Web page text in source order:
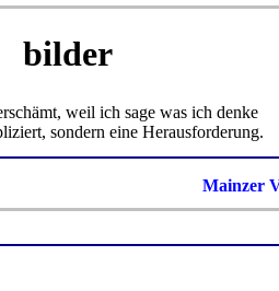
bilder
weil ich sage was ich denke
sondern eine Herausforderung.
Mainzer